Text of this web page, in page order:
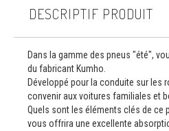
DESCRIPTIF PRODUIT
Dans la gamme des pneus "été",
du fabricant Kumho.
Développé pour la conduite sur les
convenir aux voitures familiales et
Quels sont les éléments clés de ce
vous offrira une excellente